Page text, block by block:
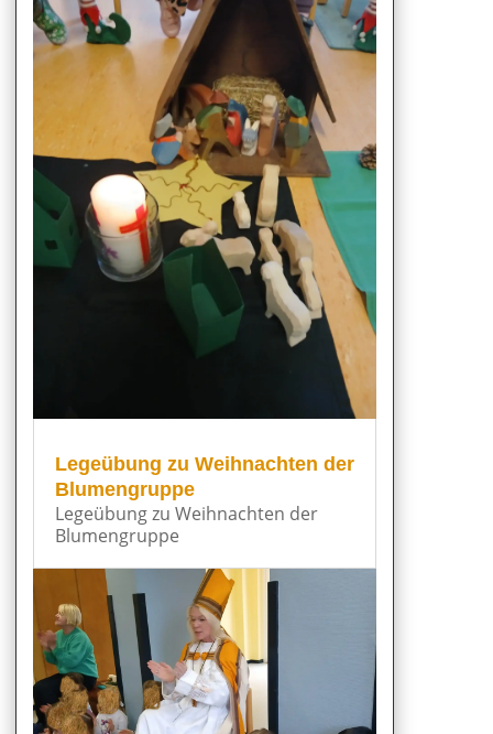
Legeübung zu Weihnachten der
Blumengruppe
Legeübung zu Weihnachten der
Blumengruppe